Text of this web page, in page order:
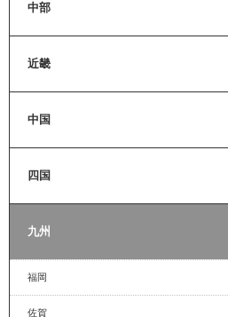
小樽
函館
山形
富山
群馬
山梨
中部
岐阜
近畿
奈良
中国
鳥取
島根
山口
四国
九州
福岡
佐賀